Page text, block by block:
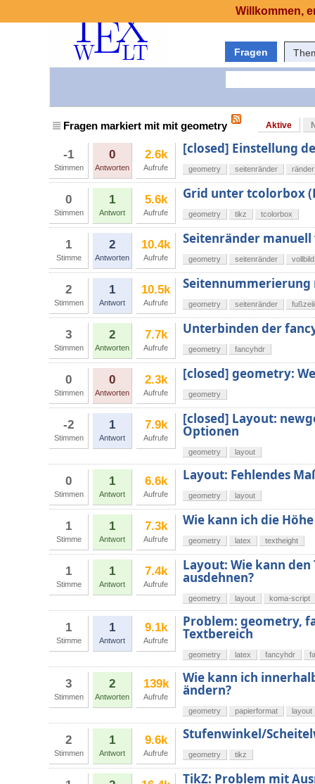
Fragen
Fragen markiert mit mit geometry Aktive
-1
Stimmen
0
Antworten
2.6k
Aufrufe
[closed] Einstellung
geometry seitenränder ränder
0
Stimmen
1
Antwort
5.6k
Aufrufe
Grid unter tcolorbox
geometry tikz tcolorbox
1
Stimme
2
Antworten
10.4k
Aufrufe
Seitenränder
geometry seitenränder vollbild
2
Stimmen
1
Antwort
10.5k
Aufrufe
Seitennummerierung
geometry seitenränder
3
Stimmen
2
Antworten
7.7k
Aufrufe
Unterbinden der
geometry fancyhdr
0
Stimmen
0
Antworten
2.3k
Aufrufe
[closed] geometry:
geometry
-2
Stimmen
1
Antwort
7.9k
Aufrufe
[closed] Layout:
Optionen
geometry layout
0
Stimmen
1
Antwort
6.6k
Aufrufe
Layout: Fehlendes
geometry layout
1
Stimme
1
Antwort
7.3k
Aufrufe
Wie kann ich die
geometry latex textheight
1
Stimme
1
Antwort
7.4k
Aufrufe
Layout: Wie kann
ausdehnen?
geometry layout koma-script
1
Stimme
1
Antwort
9.1k
Aufrufe
Problem: geometry,
Textbereich
geometry latex fancyhdr
3
Stimmen
2
Antworten
139k
Aufrufe
Wie kann ich
ändern?
geometry papierformat layout
2
Stimmen
1
Antwort
9.6k
Aufrufe
Stufenwinkel/
geometry tikz
TikZ: Problem mit
Willkommen,